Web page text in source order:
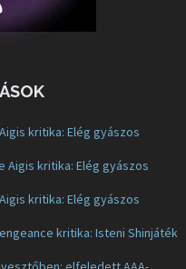
kritika: Elég gyászos
Aigis kritika: Elég gyászos
kritika: Elég gyászos
kritika: Isteni Shinjáték